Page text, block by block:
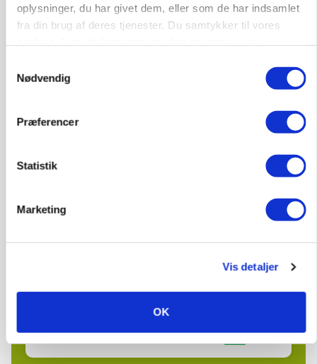
oplysninger, du har givet dem, eller som de har indsamlet
fra din brug af deres tjenester. Du samtykker til vores
Nødvendig
Præferencer
Statistik
Marketing
Vis detaljer
OK
Elevplads tilbydes ved Ringkøbing /
Trainee placement Ringkøbing
6950, Ringkøbing 06. aug.
4690, Haslev 06. aug.
Lastbilchauffør søges til Henrik Haves
4700, Næstved